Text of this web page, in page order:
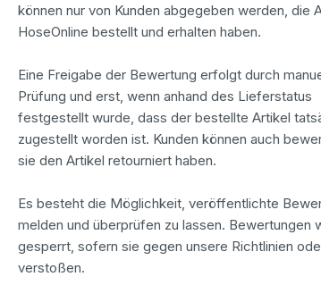
können nur von Kunden abgegeben werden, die
HoseOnline bestellt und erhalten haben.
Eine Freigabe der Bewertung erfolgt durch
Prüfung und erst, wenn anhand des Lieferstatus
festgestellt wurde, dass der bestellte Artikel
zugestellt worden ist. Kunden können auch
sie den Artikel retourniert haben.
Es besteht die Möglichkeit, veröffentlichte
melden und überprüfen zu lassen. Bewertungen
gesperrt, sofern sie gegen unsere Richtlinien
verstoßen.